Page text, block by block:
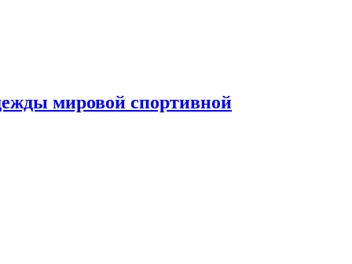
мировой спортивной